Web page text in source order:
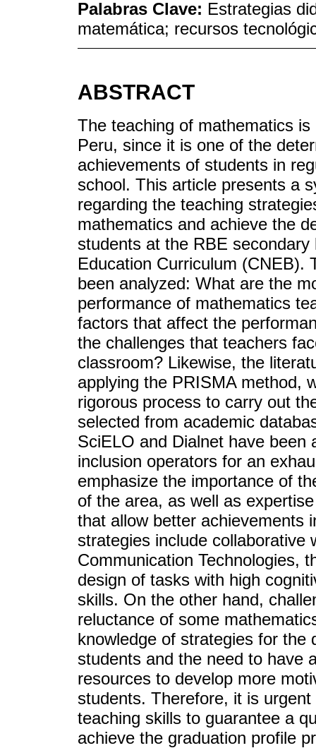
Palabras Clave: Estrategias
matemática; recursos
ABSTRACT
The teaching of mathematics
Peru, since it is one of the
achievements of students in
school. This article presents a
regarding the teaching
mathematics and achieve the
students at the RBE
Education Curriculum (CNEB).
been analyzed: What are the
performance of mathematics
factors that affect the
the challenges that teachers
classroom? Likewise, the
applying the PRISMA method,
rigorous process to carry out
selected from academic
SciELO and Dialnet have been
inclusion operators for an
emphasize the importance of
of the area, as well as
that allow better achievements
strategies include collaborative
Communication Technologies,
design of tasks with high
skills. On the other hand,
reluctance of some
knowledge of strategies for the
students and the need to have
resources to develop more
students. Therefore, it is
teaching skills to guarantee a
achieve the graduation profile